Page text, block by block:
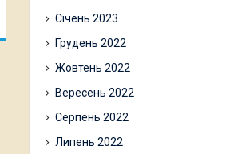
Січень 2023
Грудень 2022
Жовтень 2022
Вересень 2022
Серпень 2022
Липень 2022